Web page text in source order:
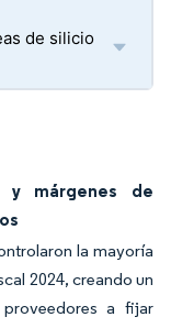
de silicio
y márgenes de
la mayoría
2024, creando un
a fijar